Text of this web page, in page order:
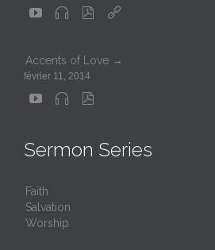
   
Accents of Love →
février 11, 2014
  
Sermon Series
Faith
Salvation
Worship